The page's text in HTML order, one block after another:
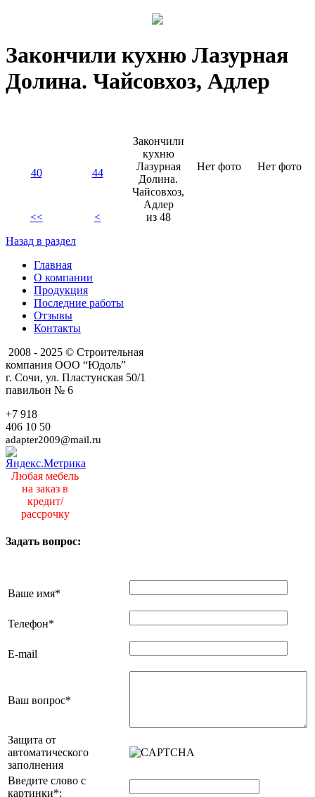
Закончили кухню Лазурная
Долина. Чайсовхоз, Адлер
40 44
Закончили
кухню
Лазурная
Долина.
Чайсовхоз,
Адлер
Нет фото Нет фото
<< <
из 48
Назад в раздел
Главная
О компании
Продукция
Последние работы
Отзывы
Контакты
2008 - 2025 © Строительная
компания ООО “Юдоль”
г. Сочи, ул. Пластунская 50/1
павильон № 6
+7 918
406 10 50
adapter2009@mail.ru
Любая мебель
на заказ в
кредит/
рассрочку
Задать вопрос:
Ваше имя*
Телефон*
E-mail
Ваш вопрос*
Защита от
автоматического
заполнения
Введите слово с
картинки*: